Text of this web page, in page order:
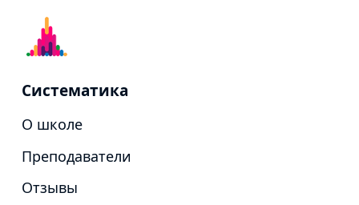
Систематика
О школе
Преподаватели
Отзывы